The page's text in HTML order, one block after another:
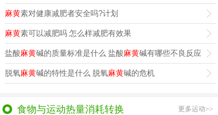
麻黄素对健康减肥者安全吗?计划
麻黄素可以减肥吗 怎么样减肥有效果
盐酸麻黄碱的质量标准是什么 盐酸麻黄碱有哪些不良反应
脱氧麻黄碱的特性是什么 脱氧麻黄碱的危机
食物与运动热量消耗转换 更多运动>>